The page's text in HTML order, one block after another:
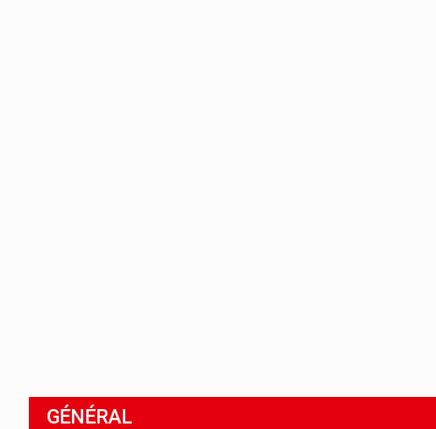
GÉNÉRAL